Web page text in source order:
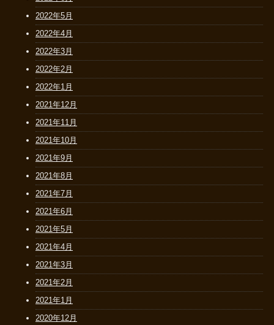
2022年5月
2022年4月
2022年3月
2022年2月
2022年1月
2021年12月
2021年11月
2021年10月
2021年9月
2021年8月
2021年7月
2021年6月
2021年5月
2021年4月
2021年3月
2021年2月
2021年1月
2020年12月